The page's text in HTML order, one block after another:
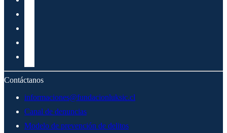
Contáctanos
informaciones@fundacionluksic.cl
Canal de denuncias
Modelo de prevención de delitos